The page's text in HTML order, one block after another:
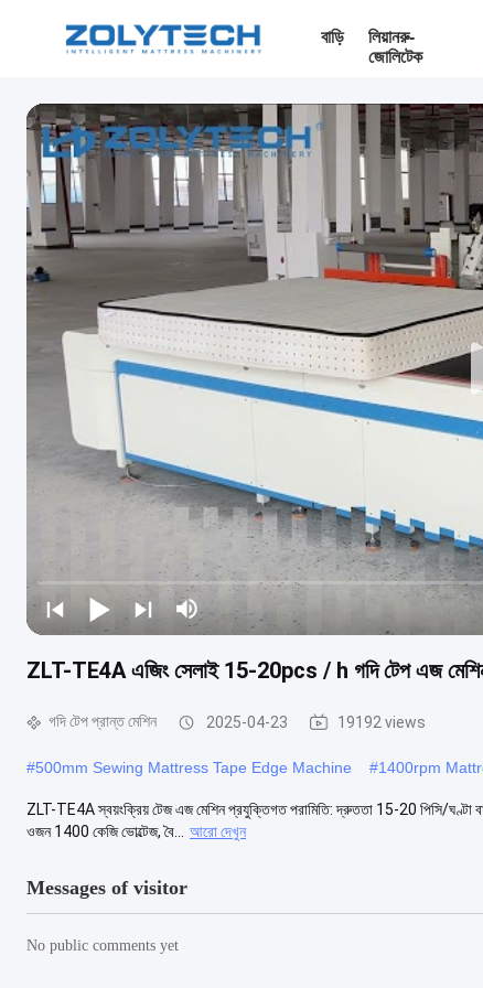
বাড়ি
লিয়ানরু-
জোলিটেক
ZLT-TE4A এজিং সেলাই 15-20pcs / h গদি টেপ এজ
গদি টেপ প্রান্ত মেশিন 2025-04-23 19192 views
#500mm Sewing Mattress Tape Edge Machine #1400rpm
ZLT-TE4A স্বয়ংক্রিয় টেজ এজ মেশিন প্রযুক্তিগত পরামিতি: দ্রুততা 15-20 পিসি/ঘণ্টা
ওজন 1400 কেজি ভোল্টেজ, বৈ...
আরো দেখুন
Messages of visitor
No public comments yet